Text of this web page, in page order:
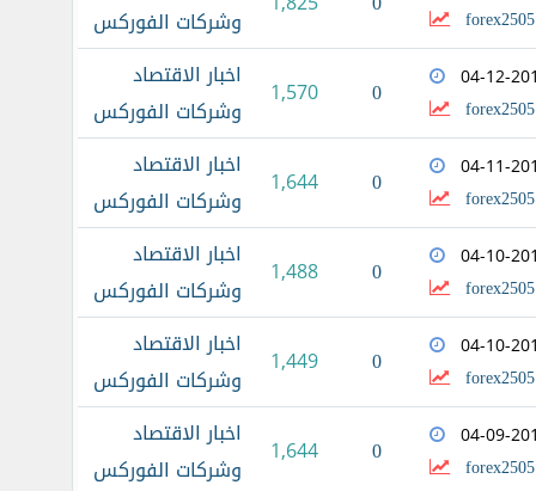
forex2505
وشركات الفوركس
04-12-
forex2505
0
1,570
اخبار الاقتصاد
وشركات الفوركس
04-11-
forex2505
0
1,644
اخبار الاقتصاد
وشركات الفوركس
04-10-
forex2505
0
1,488
اخبار الاقتصاد
وشركات الفوركس
04-10-
forex2505
0
1,449
اخبار الاقتصاد
وشركات الفوركس
04-09-
forex2505
0
1,644
اخبار الاقتصاد
وشركات الفوركس